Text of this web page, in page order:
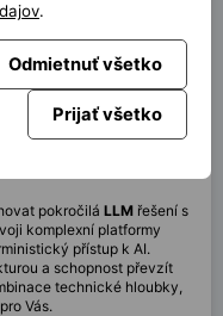
pokročilá LLM řešení s
komplexní platformy
přístup k AI.
a schopnost převzít
technické hloubky,
Vás.
.
Odmietnuť všetko
Prijať všetko